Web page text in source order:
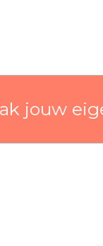
jouw